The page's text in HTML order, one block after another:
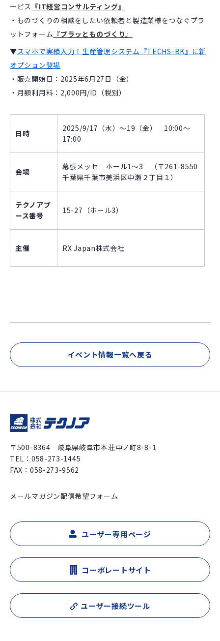
ービス 『IT経営コンサルティング』
・ものづくりの相談をしたい依頼者と製造業様をつなぐプラ
ットフォーム 『プラッとものづくり』
▼スマホで実績入力！生産管理システム『TECHS-BK』に新
オプション登場
・販売開始日：2025年6月27日（金）
・月額利用料：2,000円/ID（税別）
日時
2025/9/17（水）～19（金） 10:00～
17:00
会場
幕張メッセ ホール1～3 （〒261-8550
千葉県千葉市美浜区中瀬２丁目１）
テクノアブ
ース番号
15-27（ホール3）
主催 RX Japan株式会社
イベント情報一覧へ戻る
〒500-8364 岐阜県岐阜市本荘中ノ町8-8-1
TEL： 058-273-1445
FAX：058-273-9562
メールマガジン配信希望フォーム
ユーザー専用ページ
コーポレートサイト
ユーザー接続ツール